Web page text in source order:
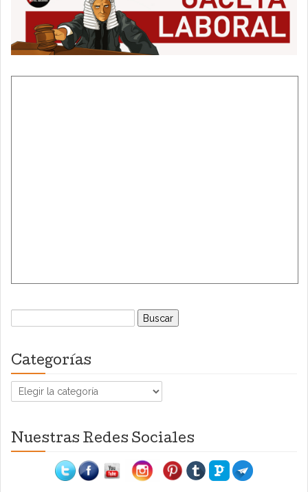
Buscar:
Categorías
Categorías
Nuestras Redes Sociales